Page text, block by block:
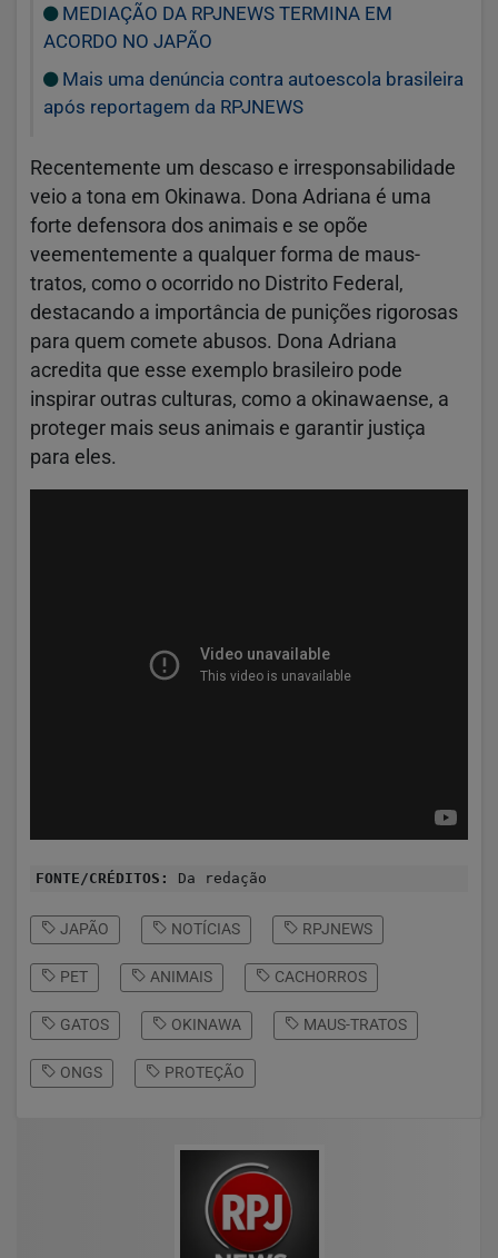
MEDIAÇÃO DA RPJNEWS TERMINA EM
ACORDO NO JAPÃO
Mais uma denúncia contra autoescola brasileira
após reportagem da RPJNEWS
Recentemente um descaso e irresponsabilidade
veio a tona em Okinawa. Dona Adriana é uma
forte defensora dos animais e se opõe
veementemente a qualquer forma de maus-
tratos, como o ocorrido no Distrito Federal,
destacando a importância de punições rigorosas
para quem comete abusos. Dona Adriana
acredita que esse exemplo brasileiro pode
inspirar outras culturas, como a okinawaense, a
proteger mais seus animais e garantir justiça
para eles.
FONTE/CRÉDITOS: Da redação
JAPÃO NOTÍCIAS RPJNEWS
PET ANIMAIS CACHORROS
GATOS OKINAWA MAUS-TRATOS
ONGS PROTEÇÃO